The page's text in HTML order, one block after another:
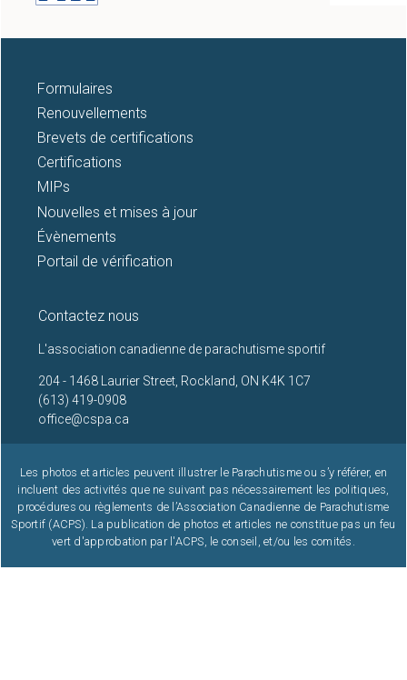
Formulaires
Renouvellements
Brevets de certifications
Certifications
MIPs
Nouvelles et mises à jour
Évènements
Portail de vérification
Contactez nous
L'association canadienne de parachutisme sportif
204 - 1468 Laurier Street, Rockland, ON K4K 1C7
(613) 419-0908
office@cspa.ca
Les photos et articles peuvent illustrer le Parachutisme ou s’y référer, en
incluent des activités que ne suivant pas nécessairement les politiques,
procédures ou règlements de l’Association Canadienne de Parachutisme
Sportif (ACPS). La publication de photos et articles ne constitue pas un feu
vert d'approbation par l'ACPS, le conseil, et/ou les comités.